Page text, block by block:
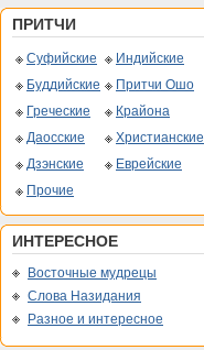
ПРИТЧИ
Суфийские
Индийские
Буддийские
Притчи Ошо
Греческие
Крайона
Даосские
Христианские
Дзэнские
Еврейские
Прочие
ИНТЕРЕСНОЕ
Восточные мудрецы
Слова Назидания
Разное и интересное